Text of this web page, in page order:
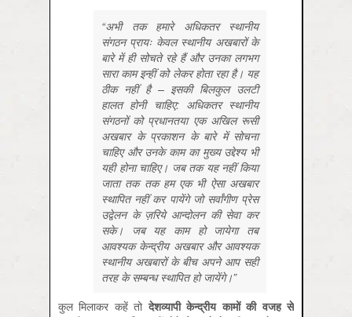
“अभी तक हमारे अधिकतर स्थानीय
संगठन प्रायः केवल स्थानीय अखबारों के
बारे में ही सोचते रहे हैं और उनका लगभग
सारा काम इन्हीं को लेकर होता रहा है। यह
ठीक नहीं है – इसकी बिलकुल उलटी
हालत होनी चाहिए: अधिकतर स्थानीय
संगठनों को प्रधानतया एक अखिल रूसी
अखबार के प्रकाशन के बारे में सोचना
चाहिए और उनके काम का मुख्य उद्देश्य भी
यही होना चाहिए। जब तक यह नहीं किया
जाता तक तक हम एक भी ऐसा अखबार
स्थापित नहीं कर पायेंगे जो सर्वांगीण प्रेस
उद्वेलन के ज़रिये आन्दोलन की सेवा कर
सके। जब यह काम हो जायेगा तब
आवश्यक केन्द्रीय अखबार और आवश्यक
स्थानीय अखबारों के बीच अपने आप सही
तरह के सम्बन्ध स्थापित हो जायेंगे।”
कुल मिलाकर कहें तोदेशव्यापीकेन्द्रीयकामोंकीवजहसे